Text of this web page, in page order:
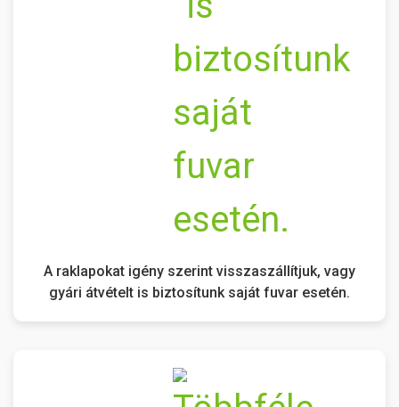
A raklapokat igény szerint visszaszállítjuk, vagy
gyári átvételt is biztosítunk saját fuvar esetén.